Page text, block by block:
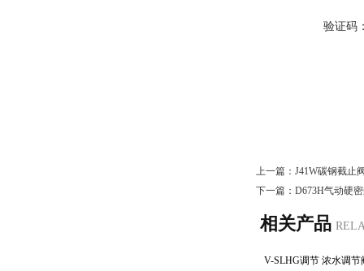
验证码
上一篇： J41W碳钢截止
下一篇： D673H气动硬
相关产品
V-SLHG调节 浓水调